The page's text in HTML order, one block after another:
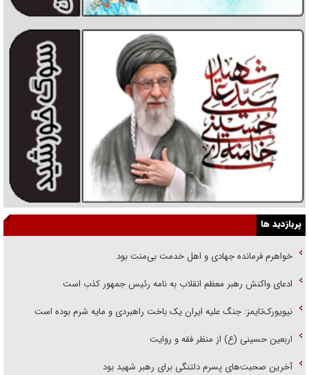
پربازدید ها
خواهرم فرمانده جهادی و اهل خدمت بی‌منت بود
ادعای واکنش رهبر معظم انقلاب به نامه رئیس جمهور کذب است
نیویورک‌تایمز: جنگ علیه ایران یک باخت راهبردی و مایه شرم بوده است
اربعین حسینی (ع) از منظر فقه و روایت
آخرین صحبت‌های پسرم دلتنگی برای رهبر شهید بود